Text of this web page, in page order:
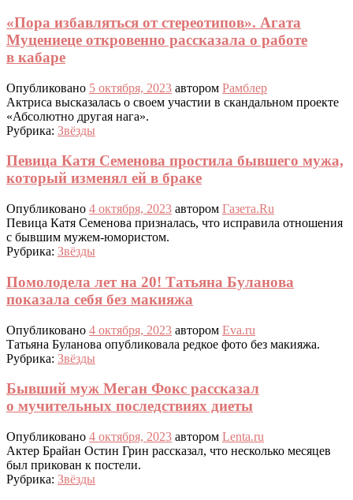
«Пора избавляться от стереотипов». Агата
Муцениеце откровенно рассказала о работе
в кабаре
Опубликовано 5 октября, 2023 автором Рамблер
Актриса высказалась о своем участии в скандальном проекте
«Абсолютно другая нага».
Рубрика: Звёзды
Певица Катя Семенова простила бывшего мужа,
который изменял ей в браке
Опубликовано 4 октября, 2023 автором Газета.Ru
Певица Катя Семенова призналась, что исправила отношения
с бывшим мужем-юмористом.
Рубрика: Звёзды
Помолодела лет на 20! Татьяна Буланова
показала себя без макияжа
Опубликовано 4 октября, 2023 автором Eva.ru
Татьяна Буланова опубликовала редкое фото без макияжа.
Рубрика: Звёзды
Бывший муж Меган Фокс рассказал
о мучительных последствиях диеты
Опубликовано 4 октября, 2023 автором Lenta.ru
Актер Брайан Остин Грин рассказал, что несколько месяцев
был прикован к постели.
Рубрика: Звёзды